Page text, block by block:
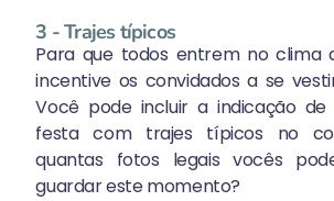
3 - Trajes típicos
Para que todos entrem no clima
incentive os convidados a se
Você pode incluir a indicação
festa com trajes típicos no
quantas fotos legais vocês
guardar este momento?